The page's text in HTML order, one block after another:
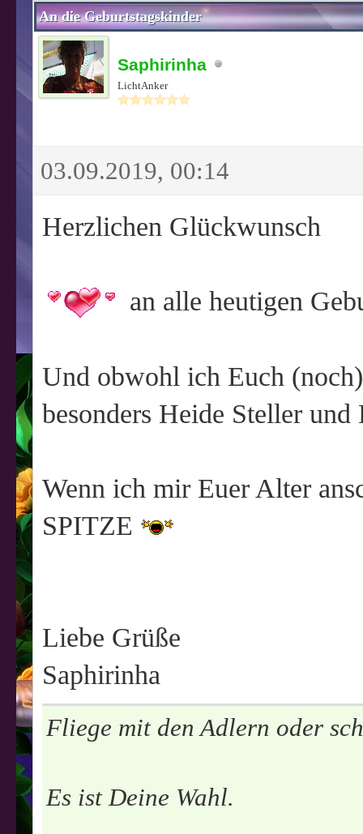
An die Geburtstagskinder
Saphirinha
LichtAnker
03.09.2019, 00:14
Herzlichen Glückwunsch
an alle heutigen
Und obwohl ich Euch
besonders Heide Steller
Wenn ich mir Euer Alter
SPITZE
Liebe Grüße
Saphirinha
Fliege mit den Adlern oder
Es ist Deine Wahl.